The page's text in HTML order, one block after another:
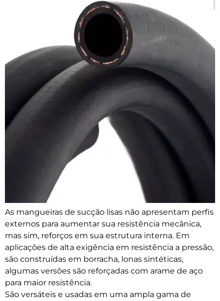
As mangueiras de sucção lisas não apresentam perfis
externos para aumentar sua resistência mecânica,
mas sim, reforços em sua estrutura interna. Em
aplicações de alta exigência em resistência a pressão,
são construídas em borracha, lonas sintéticas,
algumas versões são reforçadas com arame de aço
para maior resistência.
São versáteis e usadas em uma ampla gama de